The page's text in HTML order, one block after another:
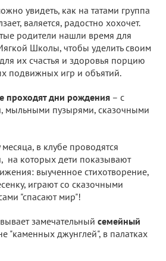
увидеть, как на татами группа
валяется, радостно хохочет.
родители нашли время для
Школы, чтобы уделить своим
их счастья и здоровья порцию
подвижных игр и объятий.
проходят дни рождения – с
пузырями, сказочными
в клубе проводятся
на которых дети показывают
выученное стихотворение,
играют со сказочными
"спасают мир"!
замечательный семейный
"каменных джунглей", в палатках